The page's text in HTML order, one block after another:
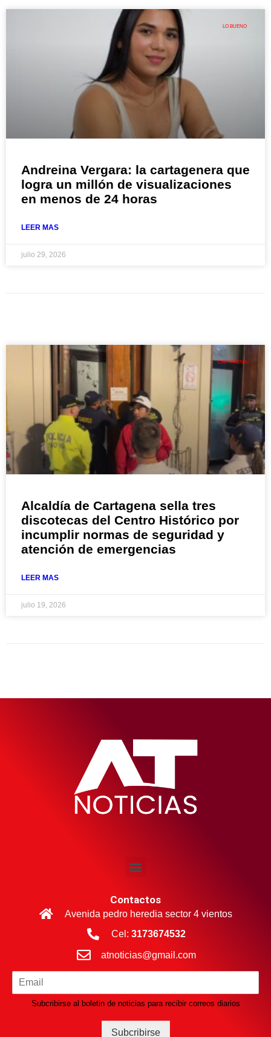
LO BUENO
Andreina Vergara: la cartagenera que
logra un millón de visualizaciones
en menos de 24 horas
LEER MAS
julio 29, 2026
CARTAGENA
Alcaldía de Cartagena sella tres
discotecas del Centro Histórico por
incumplir normas de seguridad y
atención de emergencias
LEER MAS
julio 19, 2026
Contactos
Avenida pedro heredia sector 4 vientos
Cel: 3173674532
atnoticias@gmail.com
Subcribirse al boletin de noticias para recibir correos diarios
Subcribirse